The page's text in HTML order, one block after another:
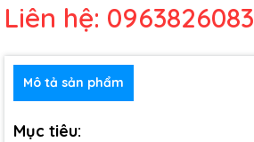
Liên hệ: 0963826083
Mô tả sản phẩm
Mục tiêu: